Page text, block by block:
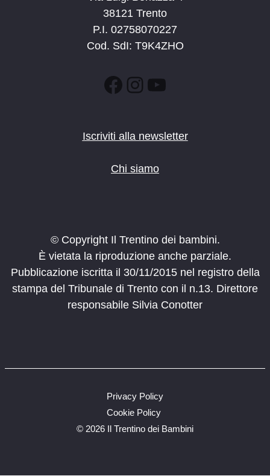
38121 Trento
P.I. 02758070227
Cod. SdI: T9K4ZHO
Facebook
Instagram
YouTube
Iscriviti alla newsletter
Chi siamo
© Copyright Il Trentino dei bambini.
È vietata la riproduzione anche parziale.
Pubblicazione iscritta il 30/11/2015 nel registro della
stampa del Tribunale di Trento con il n.13. Direttore
responsabile Silvia Conotter
© 2026 Il Trentino dei Bambini
Privacy Policy
Cookie Policy